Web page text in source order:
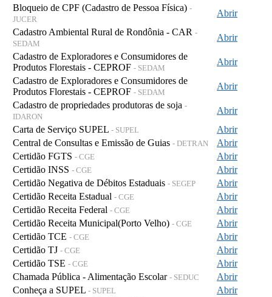
Bloqueio de CPF (Cadastro de Pessoa Física) -
JUCER
Abrir
Cadastro Ambiental Rural de Rondônia - CAR -
SEDAM
Abrir
Cadastro de Exploradores e Consumidores de
Produtos Florestais - CEPROF - SEDAM
Abrir
Cadastro de Exploradores e Consumidores de
Produtos Florestais - CEPROF - SEDAM
Abrir
Cadastro de propriedades produtoras de soja -
IDARON
Abrir
Carta de Serviço SUPEL - SUPEL
Abrir
Central de Consultas e Emissão de Guias - DETRAN
Abrir
Certidão FGTS - CGE
Abrir
Certidão INSS - CGE
Abrir
Certidão Negativa de Débitos Estaduais - SEGEP
Abrir
Certidão Receita Estadual - CGE
Abrir
Certidão Receita Federal - CGE
Abrir
Certidão Receita Municipal(Porto Velho) - CGE
Abrir
Certidão TCE - CGE
Abrir
Certidão TJ - CGE
Abrir
Certidão TSE - CGE
Abrir
Chamada Pública - Alimentação Escolar - SEDUC
Abrir
Conheça a SUPEL - SUPEL
Abrir